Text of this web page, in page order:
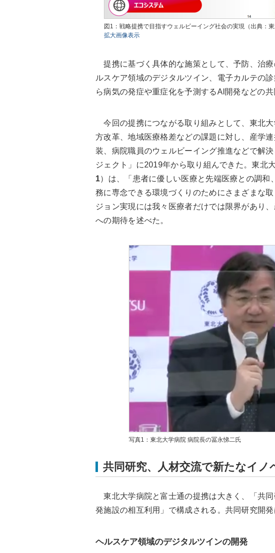
図1：戦略提携で目指すウェルビーイング社会の実現（出典：東
拡大画像表示
提携に基づく具体的な施策として、予防、治
ルスケア領域のデジタルツイン、電子カルテの
ら病気の発症や重症化を予測するAI開発などの共
今回の提携につながる取り組みとして、東北
方改革、地域医療格差などの課題に対し、産学
装、病院職員のウェルビーイング推進などで解
ジェクト」に2019年から取り組んできた。東北
1）は、「患者に優しい医療と先端医療との調和
務に専念できる環境づくりのためにさまざまな
ジョン実現には我々医療者だけでは限界があり
への期待を述べた。
写真1：東北大学病院 病院長の冨永悌二氏
共同研究、人材交流で新たなイノ
東北大学病院と富士通の提携は大きく、「共
発施設の相互利用」で構成される。共同研究開
ヘルスケア領域のデジタルツインの開発